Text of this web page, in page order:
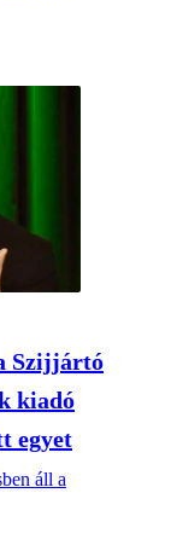
Szijjártó
kiadó
egyet
áll a